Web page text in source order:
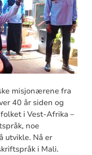
misjonærene fra
40 år siden og
i Vest-Afrika –
noe
utvikle. Nå er
i Mali.